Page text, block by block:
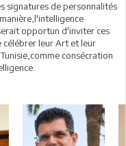
signatures de personnalités
opportun d'inviter ces
célébrer leur Art et leur
consécration